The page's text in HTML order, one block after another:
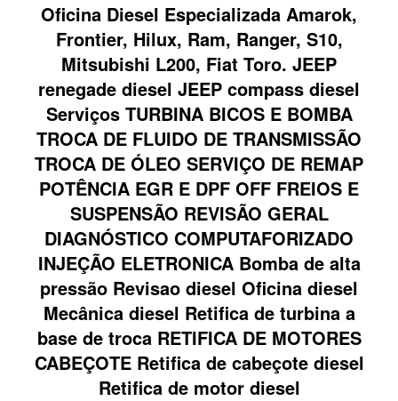
Oficina Diesel Especializada Amarok,
Frontier, Hilux, Ram, Ranger, S10,
Mitsubishi L200, Fiat Toro. JEEP
renegade diesel JEEP compass diesel
Serviços TURBINA BICOS E BOMBA
TROCA DE FLUIDO DE TRANSMISSÃO
TROCA DE ÓLEO SERVIÇO DE REMAP
POTÊNCIA EGR E DPF OFF FREIOS E
SUSPENSÃO REVISÃO GERAL
DIAGNÓSTICO COMPUTAFORIZADO
INJEÇÃO ELETRONICA Bomba de alta
pressão Revisao diesel Oficina diesel
Mecânica diesel Retifica de turbina a
base de troca RETIFICA DE MOTORES
CABEÇOTE Retifica de cabeçote diesel
Retifica de motor diesel